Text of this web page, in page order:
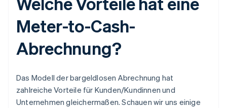
Meter-to-Cash-
Abrechnung?
Das Modell der bargeldlosen Abrechnung hat
zahlreiche Vorteile für Kunden/Kundinnen und
Unternehmen gleichermaßen. Schauen wir uns einige